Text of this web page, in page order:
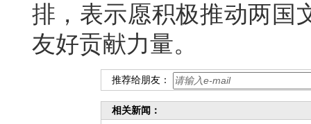
排，表示愿积极推动两国
友好贡献力量。
推荐给朋友：
相关新闻：